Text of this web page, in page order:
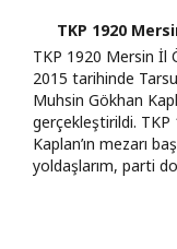
TKP 1920
TKP 1920 Mersin İl
2015 tarihinde
Muhsin Gökhan
gerçekleştirildi. TKP
Kaplan’ın mezarı
yoldaşlarım, parti